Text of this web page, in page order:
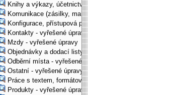
Knihy a výkazy, účetnictví - vyřešené úpravy
Komunikace (zásilky, mail-systém, ...) - vyřešené úpravy
Konfigurace, přístupová práva, ... - vyřešené úpravy
Kontakty - vyřešené úpravy
Mzdy - vyřešené úpravy
Objednávky a dodací listy - vyřešené úpravy
Odběrní místa - vyřešené úpravy
Ostatní - vyřešené úpravy
Práce s textem, formátování, ... - vyřešené úpravy
Produkty - vyřešené úpravy